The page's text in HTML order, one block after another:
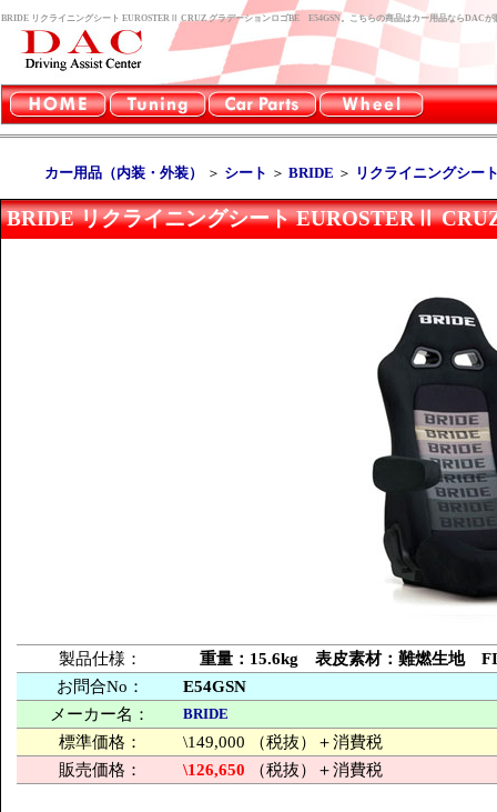
BRIDE リクライニングシート EUROSTERⅡ CRUZ グラデーションロゴBE E54GSN。こちらの商品はカー用品ならDACが
カー用品（内装・外装） ＞ シート ＞ BRIDE ＞ リクライニングシー
BRIDE リクライニングシート EUROSTERⅡ
製品仕様：
重量：15.6kg 表皮素材：難燃生地
お問合No：
E54GSN
メーカー名：
BRIDE
標準価格：
\149,000 （税抜）＋消費税
販売価格：
\126,650 （税抜）＋消費税